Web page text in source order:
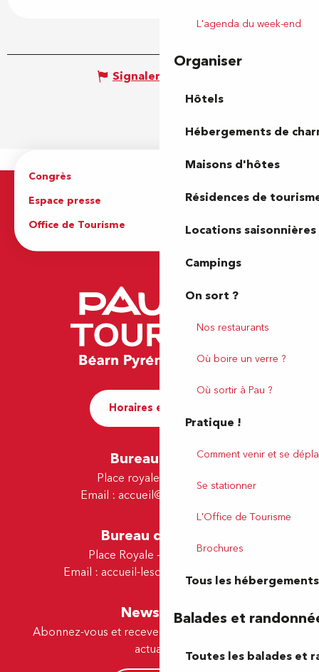
L'agenda du week-end
Organiser
Hôtels
Hébergements de
Maisons d'hôtes
Résidences de
Locations saisonnières
Campings
On sort ?
Nos restaurants
Où boire un verre ?
Où sortir à Pau ?
Pratique !
Comment venir et se
Se stationner
L'Office de Tourisme
Brochures
Tous les hébergements
Balades et
Toutes les balades et
Signaler une erreur
Congrès
Espace presse
Brochures
Office de Tourisme
Horaires et contact
Bureau de Pau
Place royale - 64000 Pau
Email : accueil@tourismepau.fr
Bureau de Lescar
Place Royale - 64230 Lescar
Email : accueil-lescar@tourismepau.fr
Newsletter
Abonnez-vous et recevez par e-mail nos offres et
actualités.